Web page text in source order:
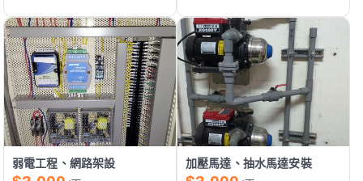
弱電工程、網路架設 加壓馬達、抽水馬達安裝